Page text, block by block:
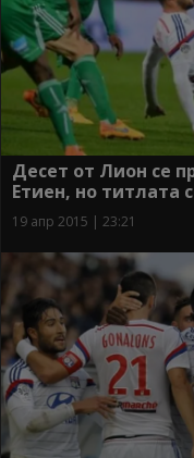
Десет от Лион се
Етиен, но титлата
19 апр 2015 | 23:21